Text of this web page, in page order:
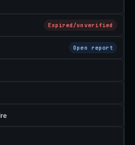
Expired/unverified
Open report